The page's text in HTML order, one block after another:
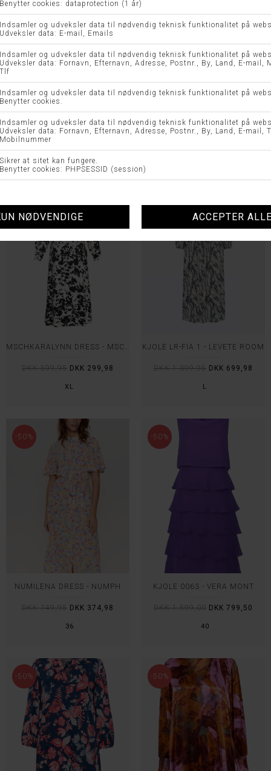
DKK 699,95 DKK 349,98 DKK 349,95 DKK 174,98
XL
MSCHKARALYNN DRESS - MSCH
DKK 599,95 DKK 299,98
L
KJOLE LR-FIA 1 - LEVETE ROOM
DKK 1.399,95 DKK 699,98
-50%
36
NUMILENA DRESS - NÜMPH
DKK 749,95 DKK 374,98
-50%
40
KJOLE 0063 - VERA MONT
DKK 1.599,00 DKK 799,50
-50% -50%